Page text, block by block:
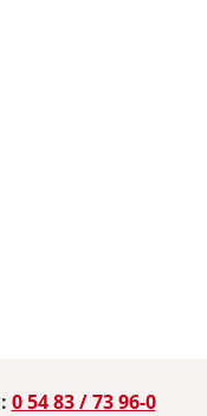
0 54 83 / 73 96-0